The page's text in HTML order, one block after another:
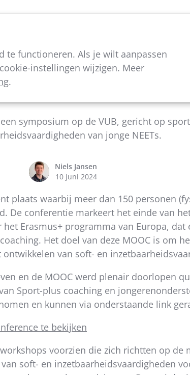
te functioneren. Als je wilt aanpassen
instellingen wijzigen. Meer
.
COACH+ Conference: 30 mei 2024
een symposium op de VUB, gericht op
van jonge NEETs.
Niels Jansen
10 juni 2024
plaats waarbij meer dan 150 personen
De conferentie markeert het einde van
Erasmus+ programma van Europa, dat
Het doel van deze MOOC is om
van soft- en
en de MOOC werd plenair doorlopen
Sport-plus coaching en
en kunnen via onderstaande link
te bekijken
voorzien die zich richtten op
soft- en inzetbaarheidsvaardigheden